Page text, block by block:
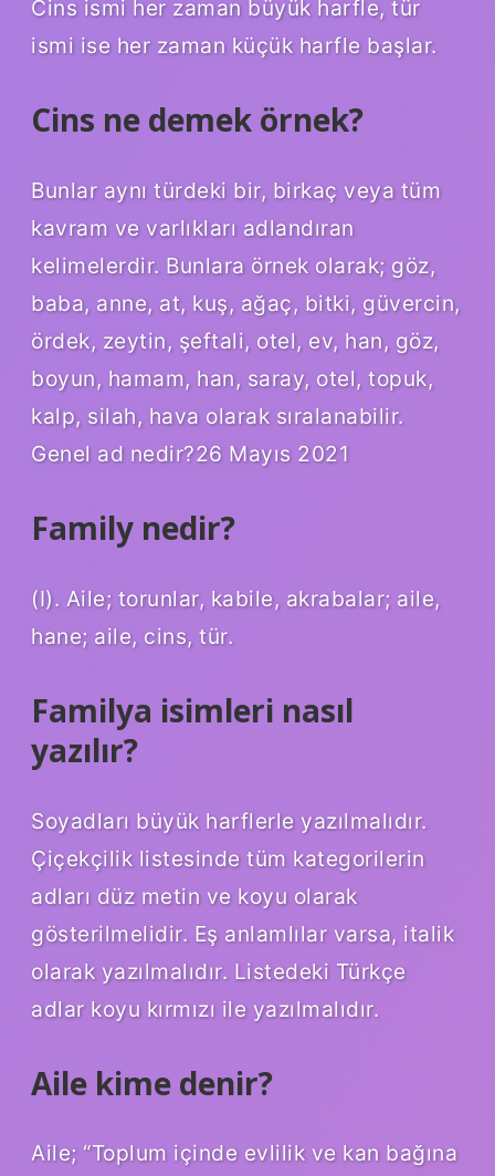
Cins ismi her zaman büyük harfle, tür
ismi ise her zaman küçük harfle başlar.
Cins ne demek örnek?
Bunlar aynı türdeki bir, birkaç veya tüm
kavram ve varlıkları adlandıran
kelimelerdir. Bunlara örnek olarak; göz,
baba, anne, at, kuş, ağaç, bitki, güvercin,
ördek, zeytin, şeftali, otel, ev, han, göz,
boyun, hamam, han, saray, otel, topuk,
kalp, silah, hava olarak sıralanabilir.
Genel ad nedir?26 Mayıs 2021
Family nedir?
(I). Aile; torunlar, kabile, akrabalar; aile,
hane; aile, cins, tür.
Familya isimleri nasıl
yazılır?
Soyadları büyük harflerle yazılmalıdır.
Çiçekçilik listesinde tüm kategorilerin
adları düz metin ve koyu olarak
gösterilmelidir. Eş anlamlılar varsa, italik
olarak yazılmalıdır. Listedeki Türkçe
adlar koyu kırmızı ile yazılmalıdır.
Aile kime denir?
Aile; “Toplum içinde evlilik ve kan bağına